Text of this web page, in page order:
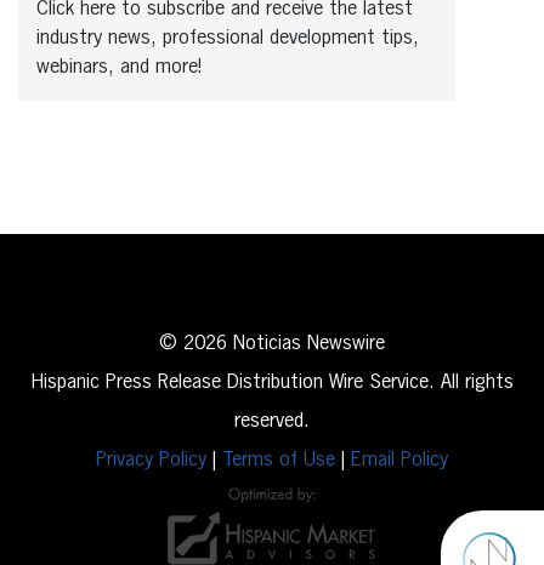
Click here to subscribe and receive the latest
industry news, professional development tips,
webinars, and more!
© 2026 Noticias Newswire
Hispanic Press Release Distribution Wire Service. All rights
reserved.
Privacy Policy
Terms of Use Email Policy